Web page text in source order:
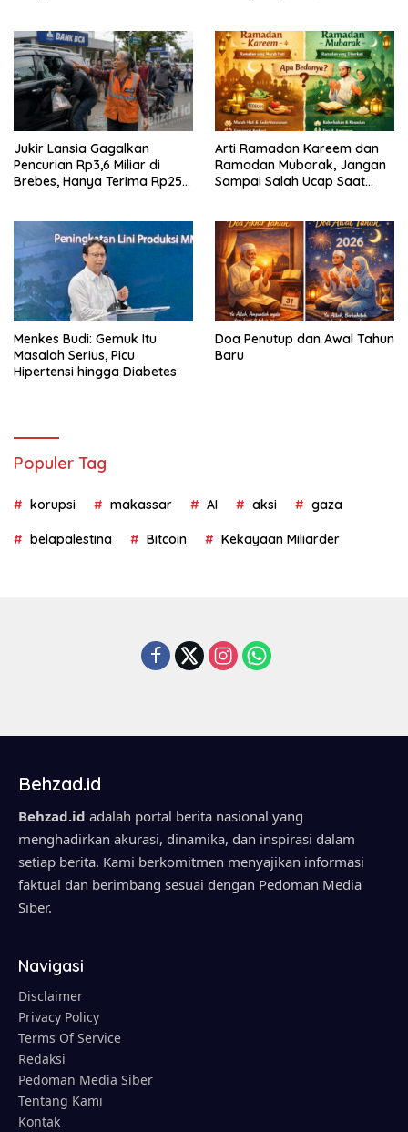
Jukir Lansia Gagalkan
Pencurian Rp3,6 Miliar di
Brebes, Hanya Terima Rp25
Arti Ramadan Kareem dan
Ramadan Mubarak, Jangan
Sampai Salah Ucap Saat
Menkes Budi: Gemuk Itu
Masalah Serius, Picu
Hipertensi hingga Diabetes
Doa Penutup dan Awal Tahun
Baru
Populer Tag
korupsi makassar AI aksi gaza
belapalestina Bitcoin Kekayaan Miliarder
Behzad.id
Behzad.id adalah portal berita nasional yang
menghadirkan akurasi, dinamika, dan inspirasi dalam
setiap berita. Kami berkomitmen menyajikan informasi
faktual dan berimbang sesuai dengan Pedoman Media
Siber.
Navigasi
Disclaimer
Privacy Policy
Terms Of Service
Redaksi
Pedoman Media Siber
Tentang Kami
Kontak